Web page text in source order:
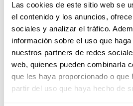
Las cookies de este sitio web se
el contenido y los anuncios,
sociales y analizar el tráfico.
información sobre el uso que
nuestros partners de redes
web, quienes pueden combinarla
que les haya proporcionado o que
partir del uso que haya hecho de
gestión y en la forma en la
todo lo de “afuera” de ti?…